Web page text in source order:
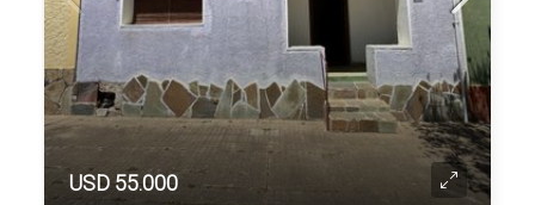
USD 55.000